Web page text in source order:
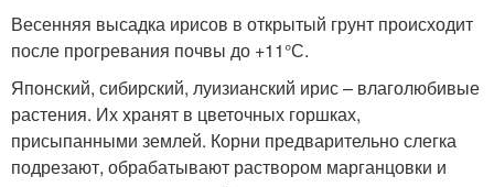
Весенняя высадка ирисов в открытый грунт происходит
после прогревания почвы до +11°С.
Японский, сибирский, луизианский ирис – влаголюбивые
растения. Их хранят в цветочных горшках,
присыпанными землей. Корни предварительно слегка
подрезают, обрабатывают раствором марганцовки и